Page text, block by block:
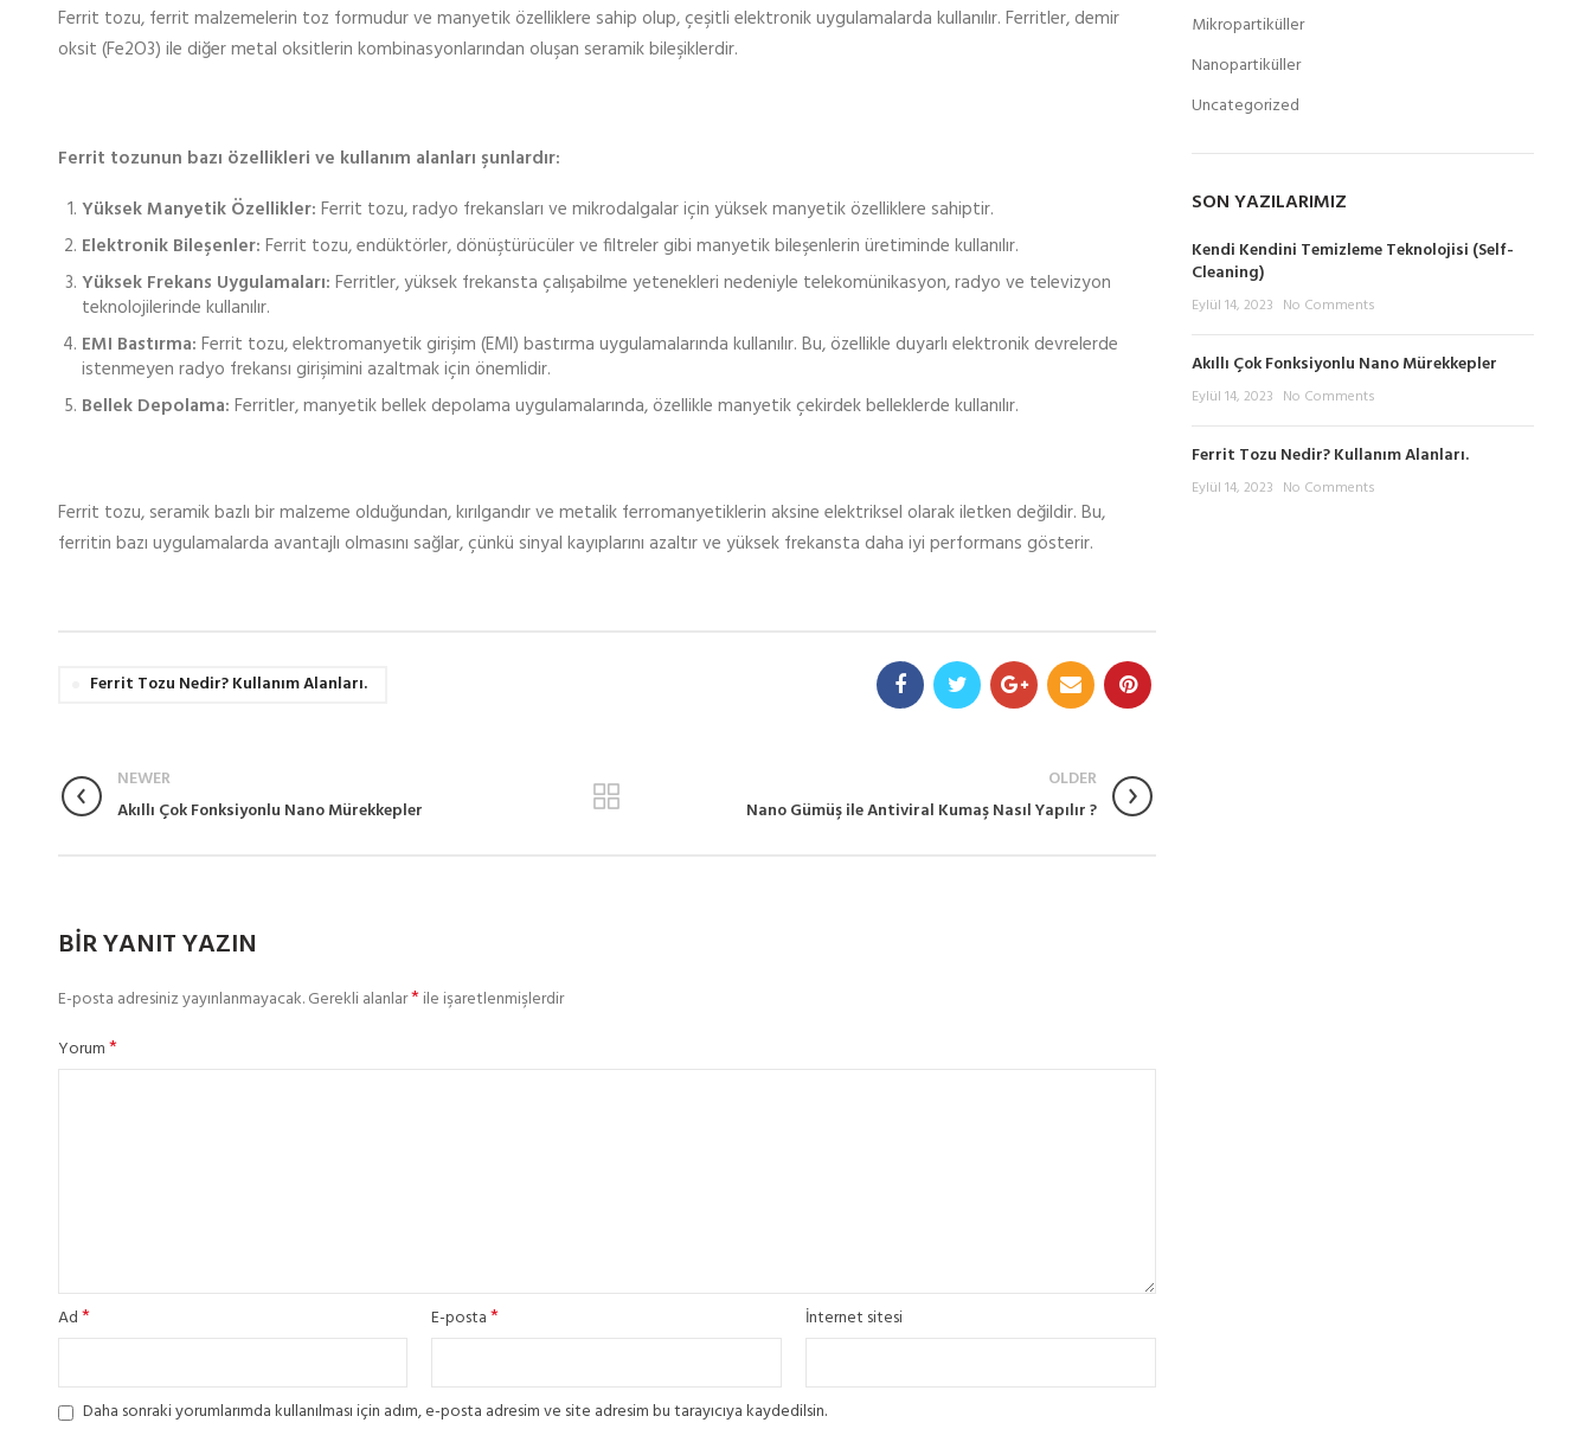
Ferrit tozu, ferrit malzemelerin toz formudur ve manyetik özelliklere sahip olup, çeşitli elektronik uygulamalarda kullanılır. Ferritler, demir
oksit (Fe2O3) ile diğer metal oksitlerin kombinasyonlarından oluşan seramik bileşiklerdir.
Ferrit tozunun bazı özellikleri ve kullanım alanları şunlardır:
Yüksek Manyetik Özellikler: Ferrit tozu, radyo frekansları ve mikrodalgalar için yüksek manyetik özelliklere sahiptir.
Elektronik Bileşenler: Ferrit tozu, endüktörler, dönüştürücüler ve filtreler gibi manyetik bileşenlerin üretiminde kullanılır.
Yüksek Frekans Uygulamaları: Ferritler, yüksek frekansta çalışabilme yetenekleri nedeniyle telekomünikasyon, radyo ve televizyon
teknolojilerinde kullanılır.
EMI Bastırma: Ferrit tozu, elektromanyetik girişim (EMI) bastırma uygulamalarında kullanılır. Bu, özellikle duyarlı elektronik devrelerde
istenmeyen radyo frekansı girişimini azaltmak için önemlidir.
Bellek Depolama: Ferritler, manyetik bellek depolama uygulamalarında, özellikle manyetik çekirdek belleklerde kullanılır.
Ferrit tozu, seramik bazlı bir malzeme olduğundan, kırılgandır ve metalik ferromanyetiklerin aksine elektriksel olarak iletken değildir. Bu,
ferritin bazı uygulamalarda avantajlı olmasını sağlar, çünkü sinyal kayıplarını azaltır ve yüksek frekansta daha iyi performans gösterir.
Ferrit Tozu Nedir? Kullanım Alanları.
NEWER
Akıllı Çok Fonksiyonlu Nano Mürekkepler
OLDER
Nano Gümüş ile Antiviral Kumaş Nasıl Yapılır ?
BIR YANIT YAZIN
E-posta adresiniz yayınlanmayacak.Gerekli alanlar*ile işaretlenmişlerdir
Yorum*
Ad* E-posta* İnternet sitesi
Daha sonraki yorumlarımda kullanılması için adım, e-posta adresim ve site adresim bu tarayıcıya kaydedilsin.
Mikropartiküller
Nanopartiküller
Uncategorized
SON YAZILARIMIZ
Kendi Kendini Temizleme Teknolojisi (Self-
Cleaning)
Eylül 14, 2023 No Comments
Akıllı Çok Fonksiyonlu Nano Mürekkepler
Eylül 14, 2023 No Comments
Ferrit Tozu Nedir? Kullanım Alanları.
Eylül 14, 2023 No Comments